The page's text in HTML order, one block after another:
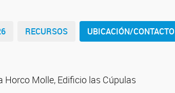
RECURSOS UBICACIÓN/CONTACTO
Horco Molle, Edificio las Cúpulas